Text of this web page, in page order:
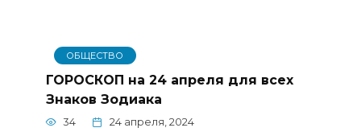
ОБЩЕСТВО
ГОРОСКОП на 24 апреля для всех
Знаков Зодиака
34 24 апреля, 2024